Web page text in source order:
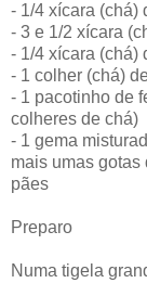
- 1/4 xícara (chá)
- 3 e 1/2 xícara
- 1/4 xícara (chá)
- 1 colher (chá)
- 1 pacotinho de
colheres de chá)
- 1 gema
mais umas gotas
pães
Preparo
Numa tigela